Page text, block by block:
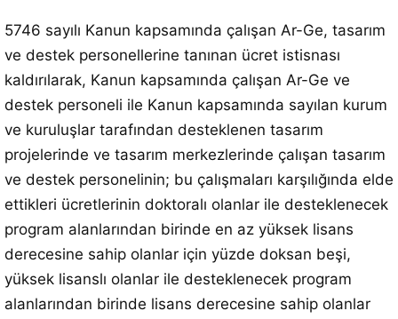
5746 sayılı Kanun kapsamında çalışan Ar-Ge, tasarım
ve destek personellerine tanınan ücret istisnası
kaldırılarak, Kanun kapsamında çalışan Ar-Ge ve
destek personeli ile Kanun kapsamında sayılan kurum
ve kuruluşlar tarafından desteklenen tasarım
projelerinde ve tasarım merkezlerinde çalışan tasarım
ve destek personelinin; bu çalışmaları karşılığında elde
ettikleri ücretlerinin doktoralı olanlar ile desteklenecek
program alanlarından birinde en az yüksek lisans
derecesine sahip olanlar için yüzde doksan beşi,
yüksek lisanslı olanlar ile desteklenecek program
alanlarından birinde lisans derecesine sahip olanlar